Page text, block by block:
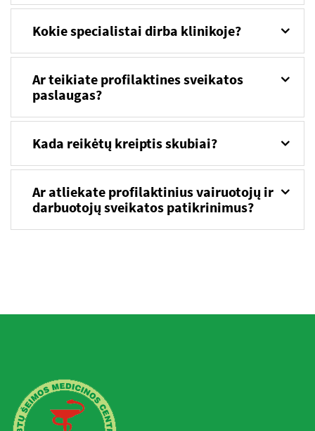
Kokie specialistai dirba klinikoje?
Ar teikiate profilaktines sveikatos
paslaugas?
Kada reikėtų kreiptis skubiai?
Ar atliekate profilaktinius vairuotojų ir
darbuotojų sveikatos patikrinimus?